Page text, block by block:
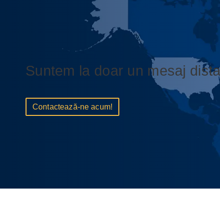
Suntem la doar un mesaj
Contactează-ne acum!